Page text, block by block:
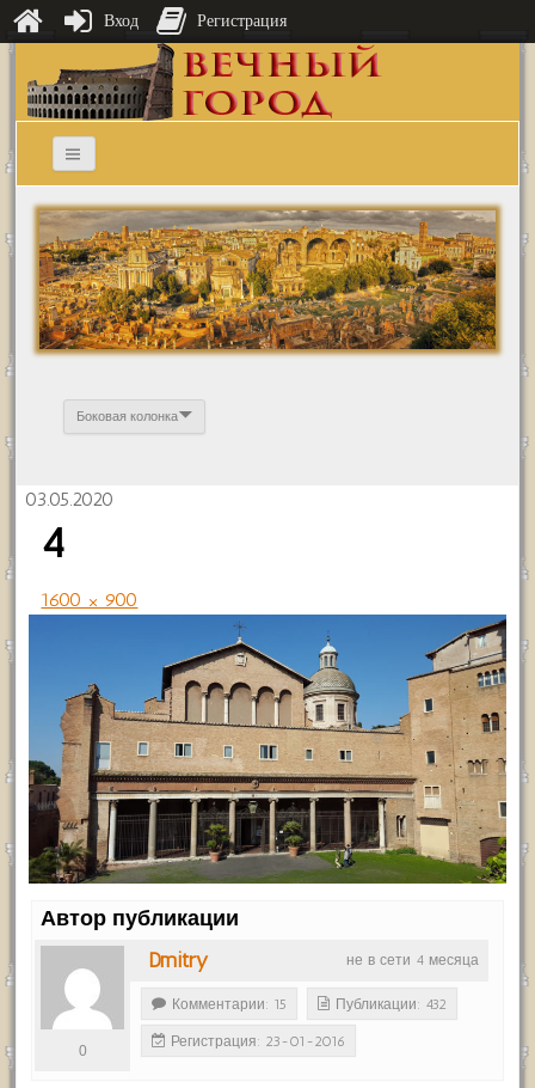
Боковая колонка
03.05.2020
4
1600 × 900
Автор публикации
не в сети 4 месяца
Dmitry
0
Комментарии: 15 Публикации: 432
Регистрация: 23-01-2016
Вход Регистрация